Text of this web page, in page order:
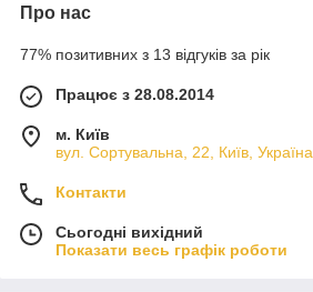
Про нас
77% позитивних з 13 відгуків за рік
Працює з 28.08.2014
м. Київ
вул. Сортувальна, 22, Київ, Україна
Контакти
Сьогодні вихідний
Показати весь графік роботи